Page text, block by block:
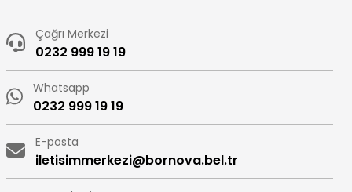
Çağrı Merkezi
0232 999 19 19
Whatsapp
0232 999 19 19
E-posta
iletisimmerkezi@bornova.bel.tr